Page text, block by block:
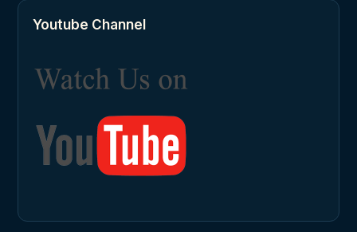
Youtube Channel